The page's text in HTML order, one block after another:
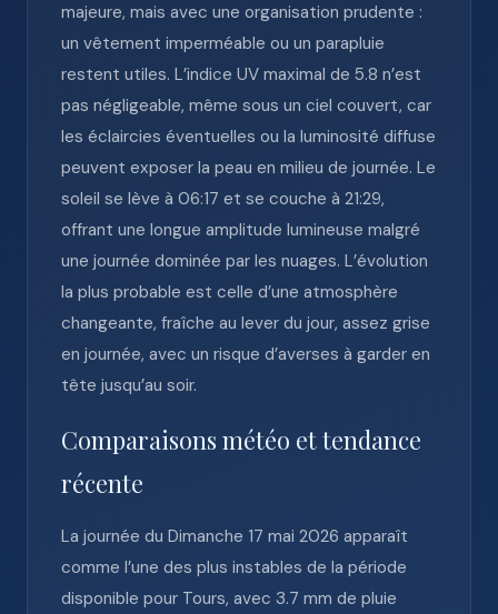
majeure, mais avec une organisation prudente :
un vêtement imperméable ou un parapluie
restent utiles. L’indice UV maximal de 5.8 n’est
pas négligeable, même sous un ciel couvert, car
les éclaircies éventuelles ou la luminosité diffuse
peuvent exposer la peau en milieu de journée. Le
soleil se lève à 06:17 et se couche à 21:29,
offrant une longue amplitude lumineuse malgré
une journée dominée par les nuages. L’évolution
la plus probable est celle d’une atmosphère
changeante, fraîche au lever du jour, assez grise
en journée, avec un risque d’averses à garder en
tête jusqu’au soir.
Comparaisons météo et tendance
récente
La journée du Dimanche 17 mai 2026 apparaît
comme l’une des plus instables de la période
disponible pour Tours, avec 3.7 mm de pluie